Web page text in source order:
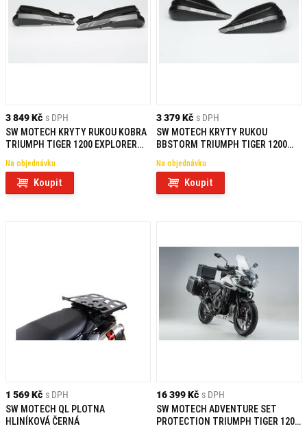
3 849 Kč s DPH
SW MOTECH KRYTY RUKOU KOBRA
TRIUMPH TIGER 1200 EXPLORER
Na objednávku
Koupit
3 379 Kč s DPH
SW MOTECH KRYTY RUKOU
BBSTORM TRIUMPH TIGER 1200
Na objednávku
Koupit
1 569 Kč s DPH
SW MOTECH QL PLOTNA
HLINÍKOVÁ ČERNÁ
16 399 Kč s DPH
SW MOTECH ADVENTURE SET
PROTECTION TRIUMPH TIGER 1200